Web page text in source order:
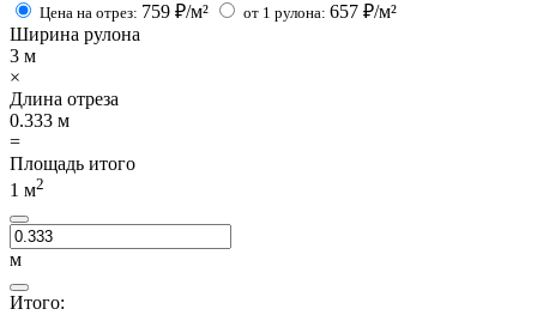
Цена на отрез: 759 ₽/м² от 1 рулона: 657 ₽/м²
Ширина рулона
3 м
×
Длина отреза
0.333 м
=
Площадь итого
1 м2
м
Итого: